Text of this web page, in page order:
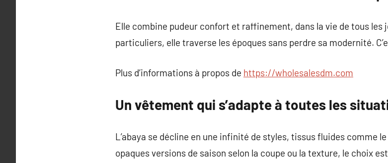
Elle combine pudeur confort et raffinement, dans la vie de tous les
particuliers, elle traverse les époques sans perdre sa modernité.
Plus d’informations à propos de https://wholesalesdm.com
Un vêtement qui s’adapte à toutes les
L’abaya se décline en une infinité de styles, tissus fluides comme
opaques versions de saison selon la coupe ou la texture, le choix